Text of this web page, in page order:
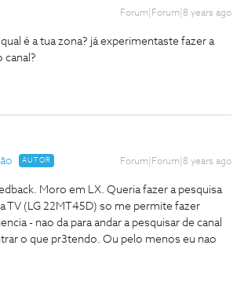
Forum|Forum|8 years ago
qual é a tua zona? já experimentaste fazer a
canal?
AUTOR Forum|Forum|8 years ago
Moro em LX. Queria fazer a pesquisa
TV (LG 22MT45D) so me permite fazer
- nao da para andar a pesquisar de canal
o que pr3tendo. Ou pelo menos eu nao